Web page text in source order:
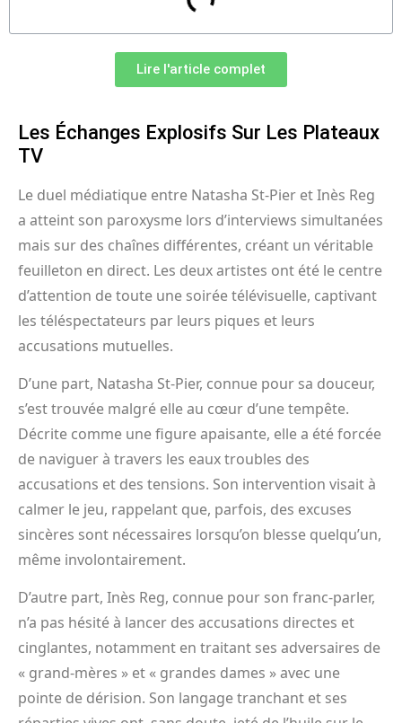
Lire l'article complet
Les Échanges Explosifs Sur Les Plateaux
TV
Le duel médiatique entre Natasha St-Pier et Inès Reg
a atteint son paroxysme lors d’interviews simultanées
mais sur des chaînes différentes, créant un véritable
feuilleton en direct. Les deux artistes ont été le centre
d’attention de toute une soirée télévisuelle, captivant
les téléspectateurs par leurs piques et leurs
accusations mutuelles.
D’une part, Natasha St-Pier, connue pour sa douceur,
s’est trouvée malgré elle au cœur d’une tempête.
Décrite comme une figure apaisante, elle a été forcée
de naviguer à travers les eaux troubles des
accusations et des tensions. Son intervention visait à
calmer le jeu, rappelant que, parfois, des excuses
sincères sont nécessaires lorsqu’on blesse quelqu’un,
même involontairement.
D’autre part, Inès Reg, connue pour son franc-parler,
n’a pas hésité à lancer des accusations directes et
cinglantes, notamment en traitant ses adversaires de
« grand-mères » et « grandes dames » avec une
pointe de dérision. Son langage tranchant et ses